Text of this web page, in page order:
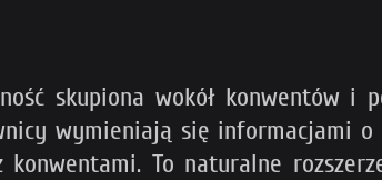
skupiona wokół konwentów i
wymieniają się informacjami
To naturalne